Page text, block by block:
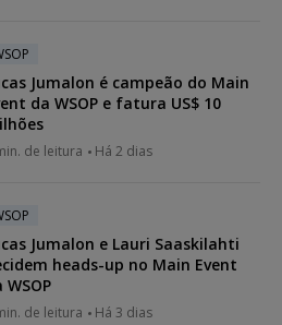
Jumalon é campeão do Main
da WSOP e fatura US$ 10
de leitura Há 2 dias
Jumalon e Lauri Saaskilahti
heads-up no Main Event
WSOP
de leitura Há 3 dias